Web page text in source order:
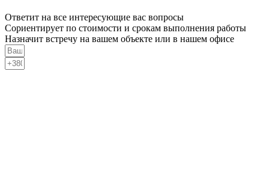
Ответит на все интересующие вас вопросы
Сориентирует по стоимости и срокам выполнения работы
Назначит встречу на вашем объекте или в нашем офисе